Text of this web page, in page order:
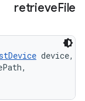
retrieveFile
device,